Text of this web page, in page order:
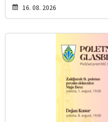
16. 08. 2026